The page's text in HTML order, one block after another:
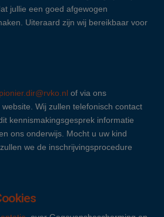
jullie een goed afgewogen
Uiteraard zijn wij bereikbaar voor
pionier.dir@rvko.nl of via ons
Wij zullen telefonisch contact
kennismakingsgesprek informatie
ons onderwijs. Mocht u uw kind
we de inschrijvingsprocedure